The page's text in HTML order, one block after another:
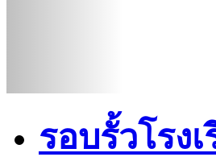
รอบรั้วโรง